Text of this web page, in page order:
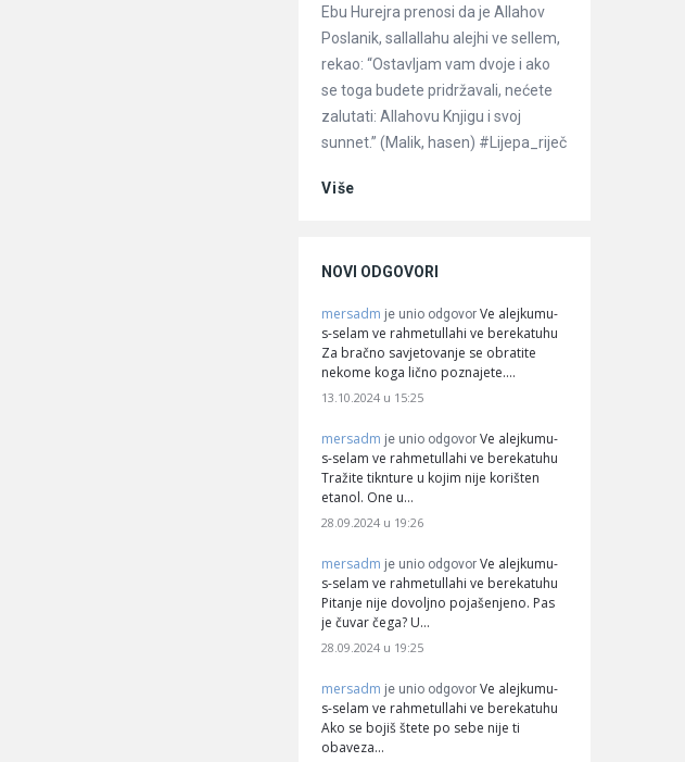
Ebu Hurejra prenosi da je Allahov
Poslanik, sallallahu alejhi ve sellem,
rekao: “Ostavljam vam dvoje i ako
se toga budete pridržavali, nećete
zalutati: Allahovu Knjigu i svoj
sunnet.” (Malik, hasen) #Lijepa_riječ
Više
NOVI ODGOVORI
mersadm je unio odgovor Ve alejkumu-
s-selam ve rahmetullahi ve berekatuhu
Za bračno savjetovanje se obratite
nekome koga lično poznajete.…
13.10.2024 u 15:25
mersadm je unio odgovor Ve alejkumu-
s-selam ve rahmetullahi ve berekatuhu
Tražite tiknture u kojim nije korišten
etanol. One u…
28.09.2024 u 19:26
mersadm je unio odgovor Ve alejkumu-
s-selam ve rahmetullahi ve berekatuhu
Pitanje nije dovoljno pojašenjeno. Pas
je čuvar čega? U…
28.09.2024 u 19:25
mersadm je unio odgovor Ve alejkumu-
s-selam ve rahmetullahi ve berekatuhu
Ako se bojiš štete po sebe nije ti
obaveza…